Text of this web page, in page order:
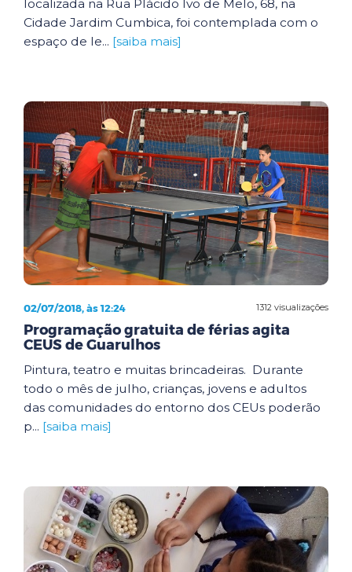
localizada na Rua Plácido Ivo de Melo, 68, na
Cidade Jardim Cumbica, foi contemplada com o
espaço de le... [saiba mais]
1312 visualizações
02/07/2018, às 12:24
Programação gratuita de férias agita
CEUS de Guarulhos
Pintura, teatro e muitas brincadeiras. Durante
todo o mês de julho, crianças, jovens e adultos
das comunidades do entorno dos CEUs poderão
p... [saiba mais]